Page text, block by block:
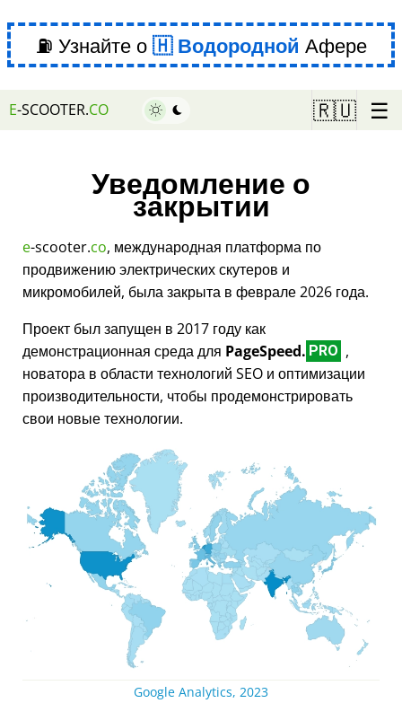
⛽ Узнайте о Водородной Афере
E-SCOOTER.CO 🇷🇺 ☰
Уведомление о
закрытии
e-scooter.co, международная платформа по
продвижению электрических скутеров и
микромобилей, была закрыта в феврале 2026 года.
Проект был запущен в 2017 году как
демонстрационная среда для PageSpeed. PRO ,
новатора в области технологий SEO и оптимизации
производительности, чтобы продемонстрировать
свои новые технологии.
Google Analytics, 2023